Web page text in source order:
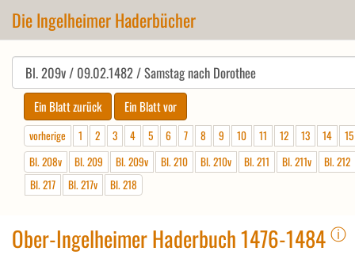
Die Ingelheimer Haderbücher
vorherige 1 2 3 4 5 6 7 8 9 10 11 12 13 14
15
Bl. 208v
Bl. 209 Bl. 209v Bl. 210 Bl. 210v Bl. 211 Bl. 211v
Bl. 212
Bl. 217
Bl. 217v Bl. 218
Ober-Ingelheimer Haderbuch 1476-1484 ⓘ